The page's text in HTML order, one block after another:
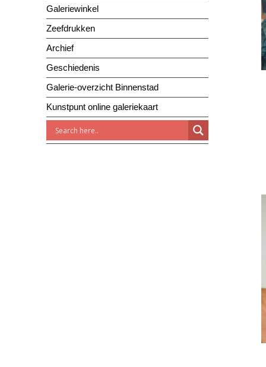
Galeriewinkel
Zeefdrukken
Archief
Geschiedenis
Galerie-overzicht Binnenstad
Kunstpunt online galeriekaart